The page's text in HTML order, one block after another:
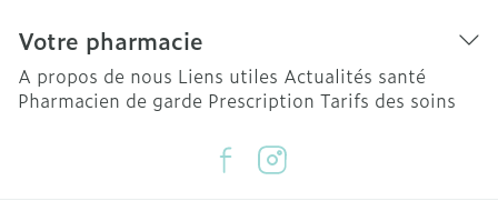
Votre pharmacie
A propos de nous Liens utiles Actualités santé
Pharmacien de garde Prescription Tarifs des soins